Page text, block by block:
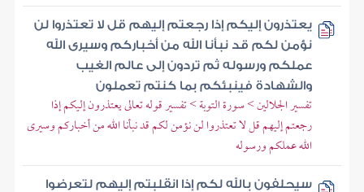
يعتذرون إليكم إذا رجعتم إليهم قل لا تعتذروا لن
نؤمن لكم قد نبأنا الله من أخباركم وسيرى الله
عملكم ورسوله ثم تردون إلى عالم الغيب
والشهادة فينبئكم بما كنتم تعملون
تفسير الجلالين > سورة التوبة > تفسير قوله تعالى يعتذرون إليكم إذا
رجعتم إليهم قل لا تعتذروا لن نؤمن لكم قد نبأنا الله من أخباركم وسيرى
الله عملكم ورسوله
سيحلفون بالله لكم إذا انقلبتم إليهم لتعرضوا